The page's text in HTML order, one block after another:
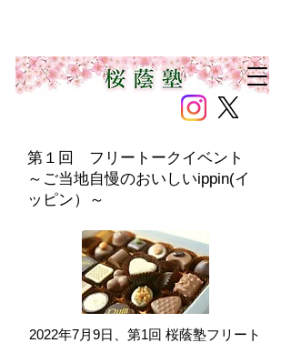
第１回 フリートークイベント
​～ ご当地自慢のおいしいippin(イ
ッピン）
～
2022年7月9日、第1回 桜蔭塾フリート